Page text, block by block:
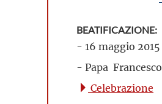
BEATIFICAZIONE:
- 16 maggio 2015
- Papa Francesco
Celebrazione